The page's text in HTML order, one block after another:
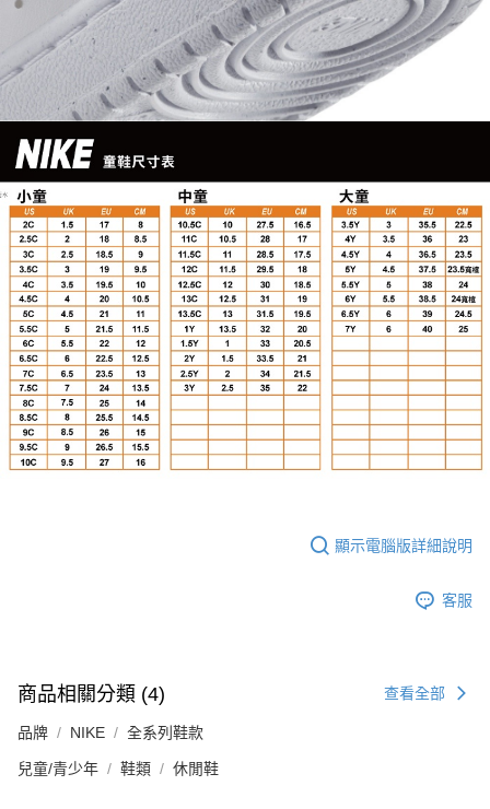
顯示電腦版詳細說明
客服
商品相關分類 (4) 查看全部
品牌 NIKE 全系列鞋款
兒童/青少年 鞋類 休閒鞋